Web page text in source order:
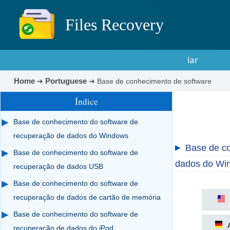
Files Recovery
lar
Home➔ Portuguese➔ Base de conhecimento de software
▶
Base de
dados do
Índice
Base de conhecimento do software de
recuperação de dados do Windows
Base de conhecimento do software de
recuperação de dados USB
Base de conhecimento do software de
recuperação de dados de cartão de memória
Base de conhecimento do software de
recuperação de dados do iPod